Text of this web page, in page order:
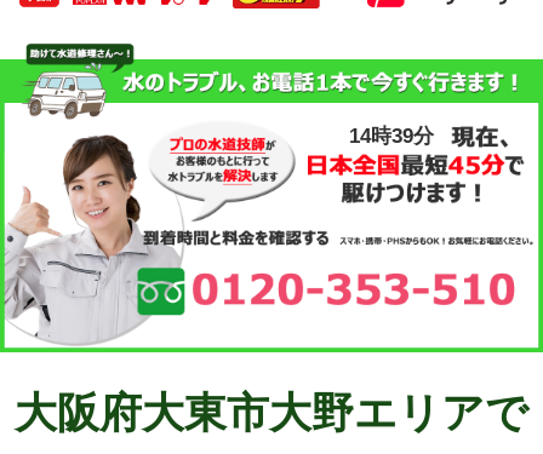
14時39分
大阪府大東市大野エリアで